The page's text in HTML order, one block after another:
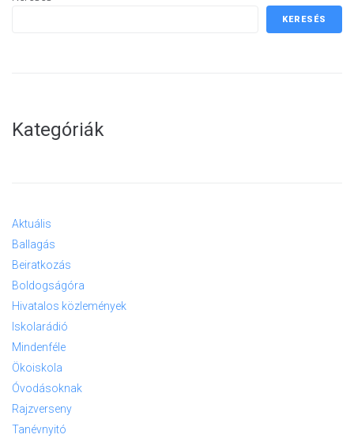
KERESÉS
Kategóriák
Aktuális
Ballagás
Beiratkozás
Boldogságóra
Hivatalos közlemények
Iskolarádió
Mindenféle
Ökoiskola
Óvodásoknak
Rajzverseny
Tanévnyitó